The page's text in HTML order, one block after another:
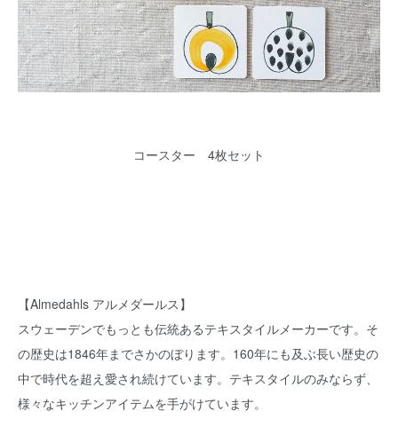
コースター 4枚セット
【Almedahls アルメダールス】
スウェーデンでもっとも伝統あるテキスタイルメーカーです。そ
の歴史は1846年までさかのぼります。160年にも及ぶ長い歴史の
中で時代を超え愛され続けています。テキスタイルのみならず、
様々なキッチンアイテムを手がけています。